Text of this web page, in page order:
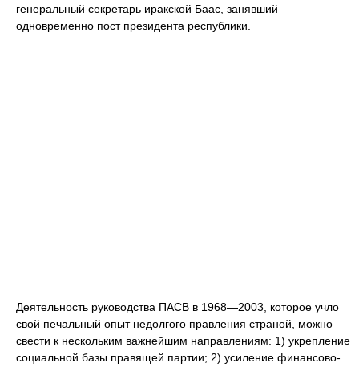
генеральный секретарь иракской Баас, занявший
одновременно пост президента республики.
Деятельность руководства ПАСВ в 1968—2003, которое учло
свой печальный опыт недолгого правления страной, можно
свести к нескольким важнейшим направлениям: 1) укрепление
социальной базы правящей партии; 2) усиление финансово-